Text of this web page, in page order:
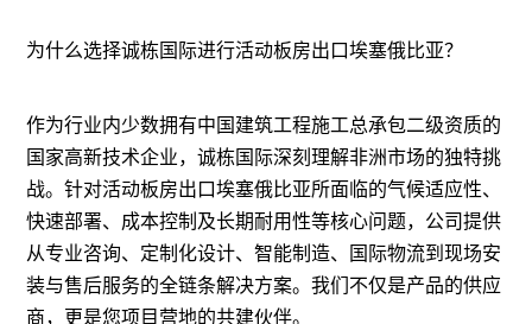
为什么选择诚栋国际进行活动板房出口埃塞俄比亚？
作为行业内少数拥有中国建筑工程施工总承包二级资质的
国家高新技术企业，诚栋国际深刻理解非洲市场的独特挑
战。针对活动板房出口埃塞俄比亚所面临的气候适应性、
快速部署、成本控制及长期耐用性等核心问题，公司提供
从专业咨询、定制化设计、智能制造、国际物流到现场安
装与售后服务的全链条解决方案。我们不仅是产品的供应
商，更是您项目营地的共建伙伴。